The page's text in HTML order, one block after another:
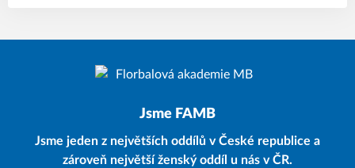
Jsme FAMB
Jsme jeden z největších oddílů v České republice a
zároveň největší ženský oddíl u nás v ČR.